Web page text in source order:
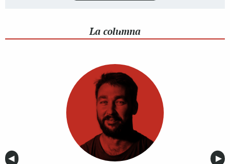
La columna
Anterior
◀︎ ▶︎